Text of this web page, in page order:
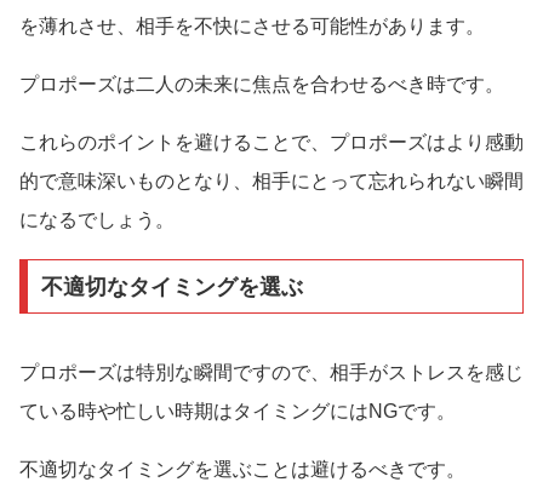
を薄れさせ、相手を不快にさせる可能性があります。
プロポーズは二人の未来に焦点を合わせるべき時です。
これらのポイントを避けることで、プロポーズはより感動
的で意味深いものとなり、相手にとって忘れられない瞬間
になるでしょう。
不適切なタイミングを選ぶ
プロポーズは特別な瞬間ですので、相手がストレスを感じ
ている時や忙しい時期はタイミングにはNGです。
不適切なタイミングを選ぶことは避けるべきです。